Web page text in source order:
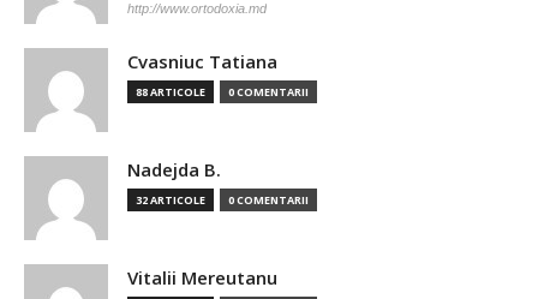
http://www.ortodoxia.md
Cvasniuc Tatiana
88 ARTICOLE 0 COMENTARII
Nadejda B.
32 ARTICOLE 0 COMENTARII
Vitalii Mereutanu